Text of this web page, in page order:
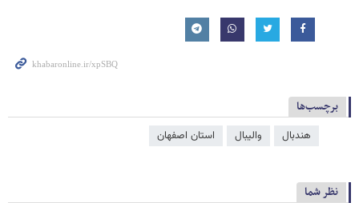
برچسب‌ها
هندبال والیبال استان اصفهان
نظر شما